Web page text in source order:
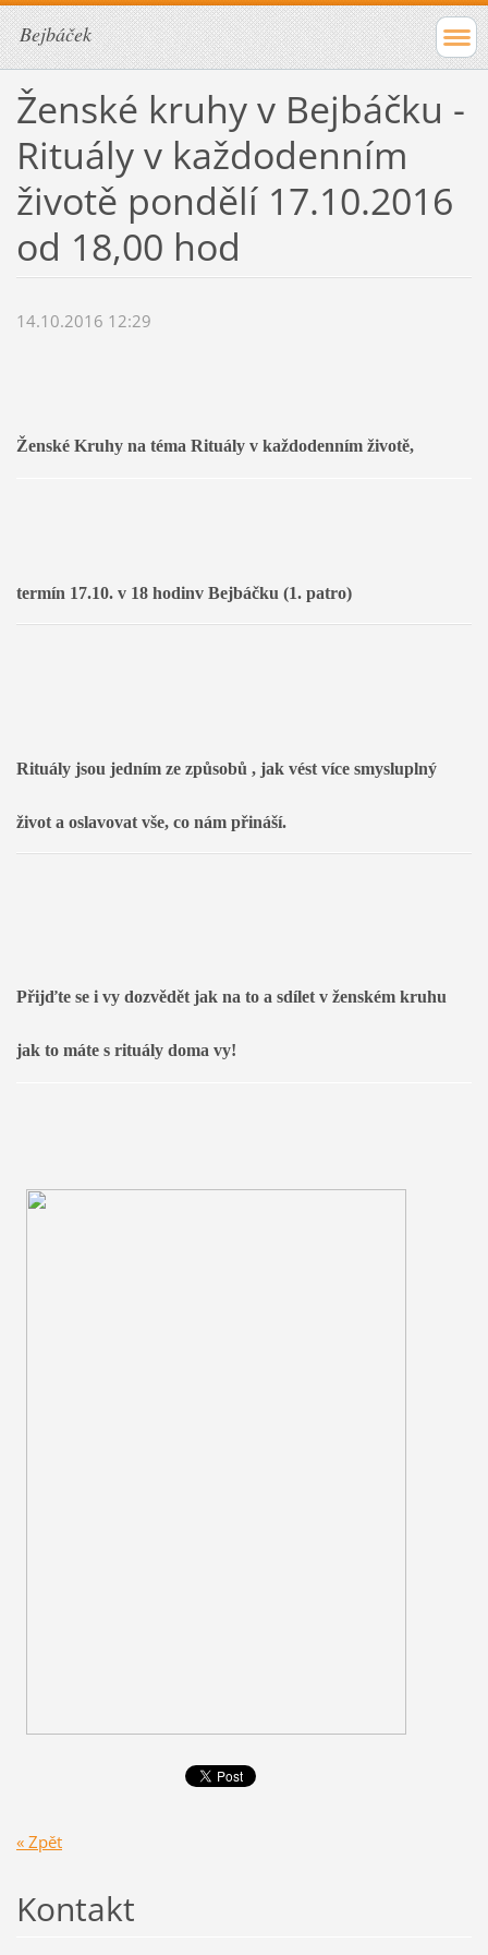
Bejbáček
Ženské kruhy v Bejbáčku -
Rituály v každodenním
životě pondělí 17.10.2016
od 18,00 hod
14.10.2016 12:29
Ženské Kruhy na téma Rituály v každodenním životě,
termín 17.10. v 18 hodinv Bejbáčku (1. patro)
Rituály jsou jedním ze způsobů , jak vést více smysluplný
život a oslavovat vše, co nám přináší.
Přijďte se i vy dozvědět jak na to a sdílet v ženském kruhu
jak to máte s rituály doma vy!
« Zpět
Kontakt